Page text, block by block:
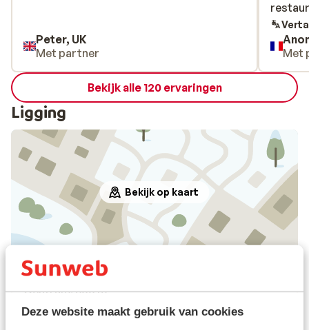
Deze website maakt gebruik van cookies
Peter, UK
Met partner
Met
Bekijk alle 120 ervaringen
Ligging
Bekijk op kaart
Afstanden
Centrum: 300 m
Skipiste: 0 m